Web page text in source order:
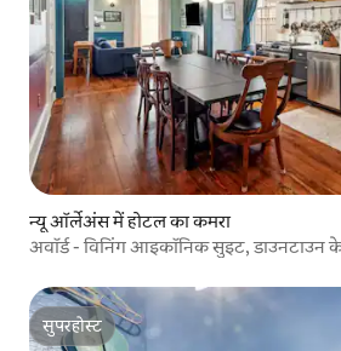
न्यू ऑर्लेअंस में होटल का कमरा
अवॉर्ड - विनिंग आइकॉनिक सुइट, डाउनटाउन
सुपरहोस्ट
सुपरहोस्ट